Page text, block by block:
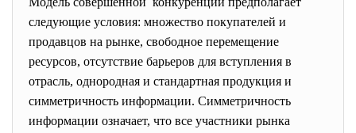
следующие условия: множество покупателей и
продавцов на рынке, свободное перемещение
ресурсов, отсутствие барьеров для вступления в
отрасль, однородная и стандартная продукция и
симметричность информации. Симметричность
информации означает, что все участники рынка